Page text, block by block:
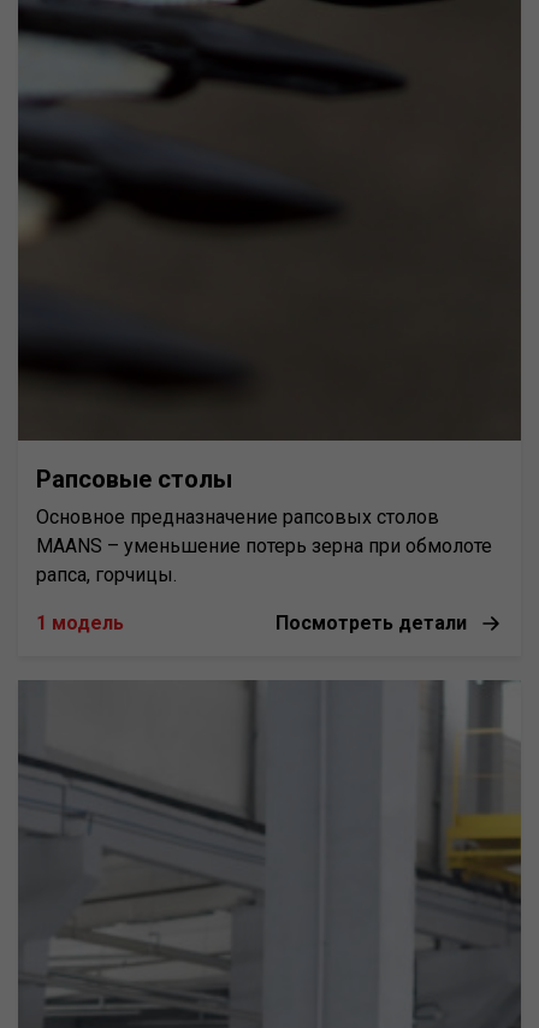
Рапсовые столы
Основное предназначение рапсовых столов
MAANS – уменьшение потерь зерна при обмолоте
рапса, горчицы.
1 модель Посмотреть детали